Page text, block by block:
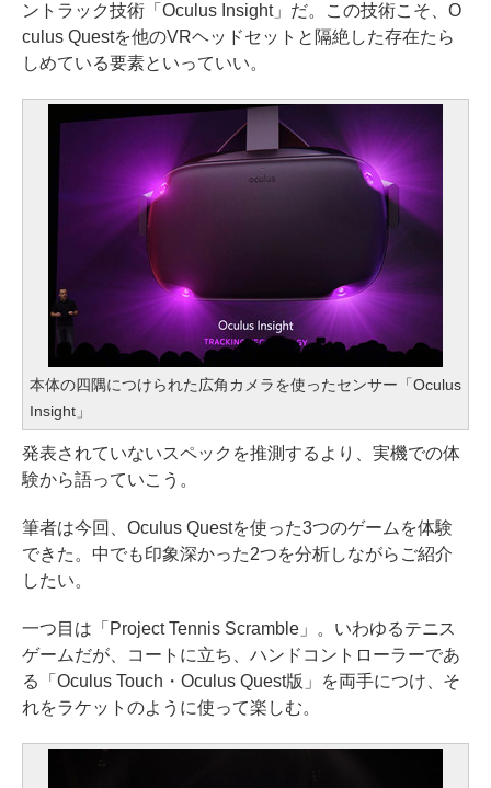
ントラック技術「Oculus Insight」だ。この技術こそ、O
culus Questを他のVRヘッドセットと隔絶した存在たら
しめている要素といっていい。
本体の四隅につけられた広角カメラを使ったセンサー「Oculus
Insight」
発表されていないスペックを推測するより、実機での体
験から語っていこう。
筆者は今回、Oculus Questを使った3つのゲームを体験
できた。中でも印象深かった2つを分析しながらご紹介
したい。
一つ目は「Project Tennis Scramble」。いわゆるテニス
ゲームだが、コートに立ち、ハンドコントローラーであ
る「Oculus Touch・Oculus Quest版」を両手につけ、そ
れをラケットのように使って楽しむ。